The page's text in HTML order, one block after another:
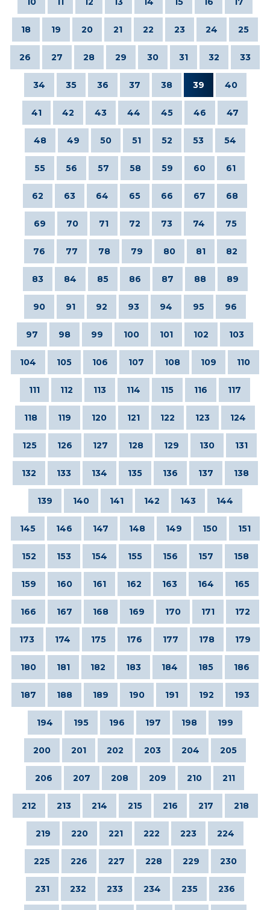
18 19 20 21 22 23 24 25
26 27 28 29 30 31 32 33
34 35 36 37 38 39 40
41 42 43 44 45 46 47
48 49 50 51 52 53 54
55 56 57 58 59 60 61
62 63 64 65 66 67 68
69 70 71 72 73 74 75
76 77 78 79 80 81 82
83 84 85 86 87 88 89
90 91 92 93 94 95 96
97 98 99 100 101 102 103
104 105 106 107 108 109 110
111 112 113 114 115 116 117
118 119 120 121 122 123 124
125 126 127 128 129 130 131
132 133 134 135 136 137 138
139 140 141 142 143 144
145 146 147 148 149 150 151
152 153 154 155 156 157 158
159 160 161 162 163 164 165
166 167 168 169 170 171 172
173 174 175 176 177 178 179
180 181 182 183 184 185 186
187 188 189 190 191 192 193
194 195 196 197 198 199
200 201 202 203 204 205
206 207 208 209 210 211
212 213 214 215 216 217 218
219 220 221 222 223 224
225 226 227 228 229 230
231 232 233 234 235 236